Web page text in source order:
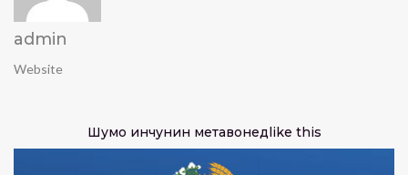
admin
Website
Шумо инчунин метавонедlike this